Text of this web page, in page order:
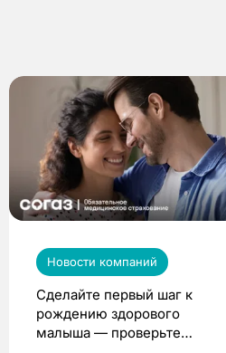
Новости компаний
Сделайте первый шаг к
рождению здорового
малыша — проверьте